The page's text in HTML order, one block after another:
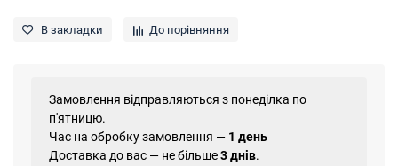
В закладки До порівняння
Замовлення відправляються з понеділка по
п'ятницю.
Час на обробку замовлення — 1 день
Доставка до вас — не більше3 днів.